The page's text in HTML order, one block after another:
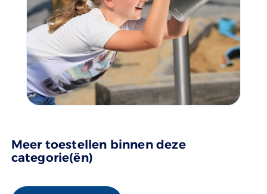
Meer toestellen binnen deze
categorie(ën)